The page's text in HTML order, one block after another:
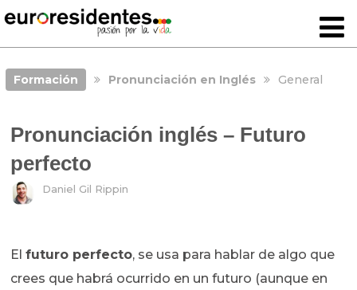
Formación Pronunciación en Inglés General
Pronunciación inglés – Futuro
perfecto
Daniel Gil Rippin
Elfuturo perfecto, se usa para hablar de algo que
crees que habrá ocurrido en un futuro (aunque en